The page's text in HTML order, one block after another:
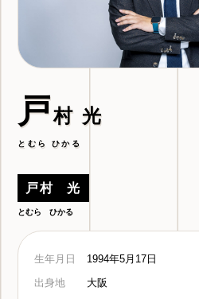
戸村 光
とむら ひかる
戸村 光
とむら ひかる
生年月日
1994年5月17日
出身地
大阪